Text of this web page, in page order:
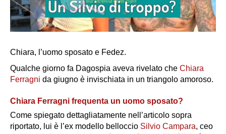
Chiara, l’uomo sposato e Fedez.
Qualche giorno fa Dagospia aveva rivelato che Chiara
Ferragni da giugno è invischiata in un triangolo amoroso.
Chiara Ferragni frequenta un uomo sposato?
Come spiegato dettagliatamente nell’articolo sopra
riportato, lui è l’ex modello belloccio Silvio Campara, ceo